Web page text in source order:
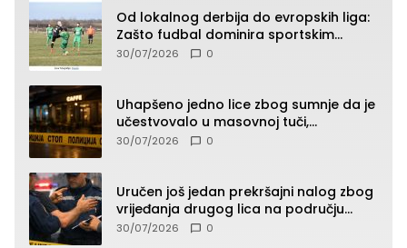
Od lokalnog derbija do evropskih liga:
Zašto fudbal dominira sportskim
klađenjem
30/07/2026 0
Uhapšeno jedno lice zbog sumnje da je
učestvovalo u masovnoj tuči,
maloljetnik zadobio povrede
30/07/2026 0
Uručen još jedan prekršajni nalog zbog
vrijeđanja drugog lica na području
Zvornika
30/07/2026 0